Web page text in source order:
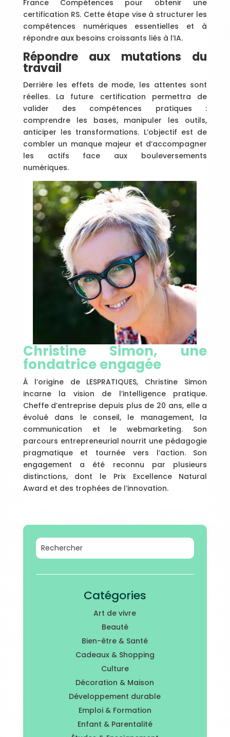
France Compétences pour obtenir une
certification RS. Cette étape vise à structurer les
compétences numériques essentielles et à
répondre aux besoins croissants liés à l’IA.
Répondre aux mutations du
travail
Derrière les effets de mode, les attentes sont
réelles. La future certification permettra de
valider des compétences pratiques :
comprendre les bases, manipuler les outils,
anticiper les transformations. L’objectif est de
combler un manque majeur et d’accompagner
les actifs face aux bouleversements
numériques.
Christine Simon, une
fondatrice engagée
À l’origine de LESPRATIQUES, Christine Simon
incarne la vision de l’intelligence pratique.
Cheffe d’entreprise depuis plus de 20 ans, elle a
évolué dans le conseil, le management, la
communication et le webmarketing. Son
parcours entrepreneurial nourrit une pédagogie
pragmatique et tournée vers l’action. Son
engagement a été reconnu par plusieurs
distinctions, dont le Prix Excellence Natural
Award et des trophées de l’innovation.
Catégories
Art de vivre
Beauté
Bien-être & Santé
Cadeaux & Shopping
Culture
Décoration & Maison
Développement durable
Emploi & Formation
Enfant & Parentalité